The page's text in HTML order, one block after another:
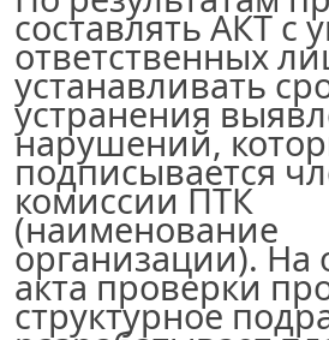
составлять АКТ с
ответственных
устанавливать
устранения
нарушений,
подписывается
комиссии ПТК
(наименование
организации). На
акта проверки
структурное